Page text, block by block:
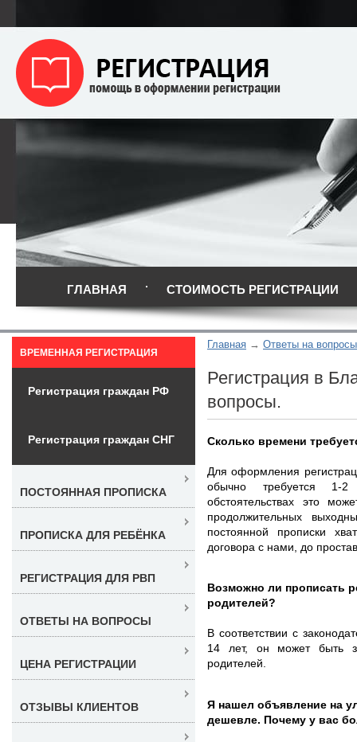
ГЛАВНАЯ СТОИМОСТЬ РЕГИСТРАЦИИ
Главная Ответы на
Регистрация в
вопросы.
Сколько времени
Для оформления
обычно требуется 1-
обстоятельствах это
продолжительных
постоянной прописки
договора с нами, до
Возможно ли прописать
родителей?
В соответствии с
14 лет, он может быть
родителей.
Я нашел объявление на
дешевле. Почему у вас
ВРЕМЕННАЯ РЕГИСТРАЦИЯ
Регистрация граждан РФ
Регистрация граждан СНГ
ПОСТОЯННАЯ ПРОПИСКА
ПРОПИСКА ДЛЯ РЕБЁНКА
РЕГИСТРАЦИЯ ДЛЯ РВП
ОТВЕТЫ НА ВОПРОСЫ
ЦЕНА РЕГИСТРАЦИИ
ОТЗЫВЫ КЛИЕНТОВ